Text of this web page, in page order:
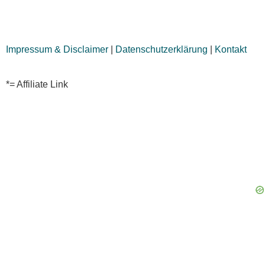
Impressum & Disclaimer Datenschutzerklärung Kontakt
*= Affiliate Link